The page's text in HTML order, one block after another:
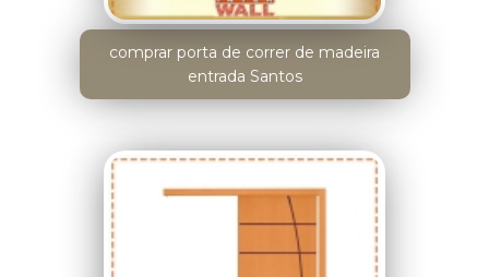
comprar porta de correr de madeira
entrada Santos